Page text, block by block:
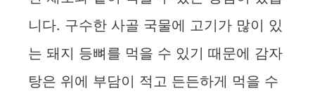
니다. 구수한 사골 국물에 고기가 많이 있
는 돼지 등뼈를 먹을 수 있기 때문에 감자
탕은 위에 부담이 적고 든든하게 먹을 수